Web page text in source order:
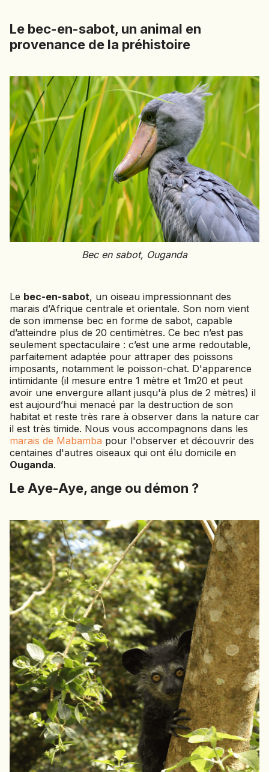
ESTONIE
GHANA
GRÈCE
GUATEMALA
GUINÉE-BISSAU
GUINÉE CONAKRY
HONDURAS
INDE
INDONÉSIE
IRAQ
JAPON
KENYA
KOSOVO
LAOS
LETTONIE
LIBÉRIA
LITUANIE
MACÉDOINE DU NORD
MADAGASCAR
MAROC
MAURITANIE
MEXIQUE
MONTÉNÉGRO
NÉPAL
NICARAGUA
OMAN
OUGANDA
OUZBÉKISTAN
PAKISTAN
PANAMA
PÉROU
PHILIPPINES
RÉUNION
ROUMANIE
RWANDA
SALVADOR
SERBIE
Le bec-en-sabot, un animal en
provenance de la préhistoire
Bec en sabot, Ouganda
Le bec-en-sabot, un oiseau impressionnant des
marais d’Afrique centrale et orientale. Son nom vient
de son immense bec en forme de sabot, capable
d’atteindre plus de 20 centimètres. Ce bec n’est pas
seulement spectaculaire : c’est une arme redoutable,
parfaitement adaptée pour attraper des poissons
imposants, notamment le poisson-chat. D'apparence
intimidante (il mesure entre 1 mètre et 1m20 et peut
avoir une envergure allant jusqu'à plus de 2 mètres) il
est aujourd’hui menacé par la destruction de son
habitat et reste très rare à observer dans la nature car
il est très timide. Nous vous accompagnons dans les
marais de Mabamba pour l'observer et découvrir des
centaines d'autres oiseaux qui ont élu domicile en
Ouganda.
Le Aye-Aye, ange ou démon ?